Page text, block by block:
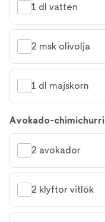
1 dl vatten
2 msk olivolja
1 dl majskorn
Avokado-chimichurri
2 avokador
2 klyftor vitlök